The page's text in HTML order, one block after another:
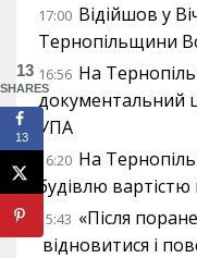
17:00 Відійшов у
Тернопільщини
16:56 На
документальний
УПА
16:20 На
будівлю
15:43 «Після
відновитися і
13
SHARES
13